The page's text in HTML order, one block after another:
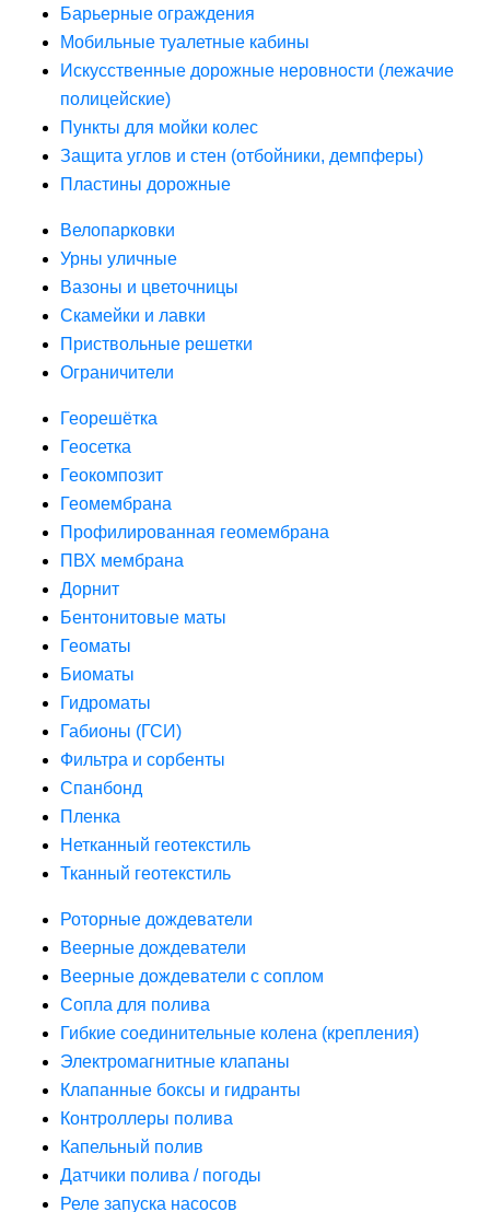
Барьерные ограждения
Мобильные туалетные кабины
Искусственные дорожные неровности (лежачие
полицейские)
Пункты для мойки колес
Защита углов и стен (отбойники, демпферы)
Пластины дорожные
Велопарковки
Урны уличные
Вазоны и цветочницы
Скамейки и лавки
Приствольные решетки
Ограничители
Георешётка
Геосетка
Геокомпозит
Геомембрана
Профилированная геомембрана
ПВХ мембрана
Дорнит
Бентонитовые маты
Геоматы
Биоматы
Гидроматы
Габионы (ГСИ)
Фильтра и сорбенты
Спанбонд
Пленка
Нетканный геотекстиль
Тканный геотекстиль
Роторные дождеватели
Веерные дождеватели
Веерные дождеватели с соплом
Сопла для полива
Гибкие соединительные колена (крепления)
Электромагнитные клапаны
Клапанные боксы и гидранты
Контроллеры полива
Капельный полив
Датчики полива / погоды
Реле запуска насосов